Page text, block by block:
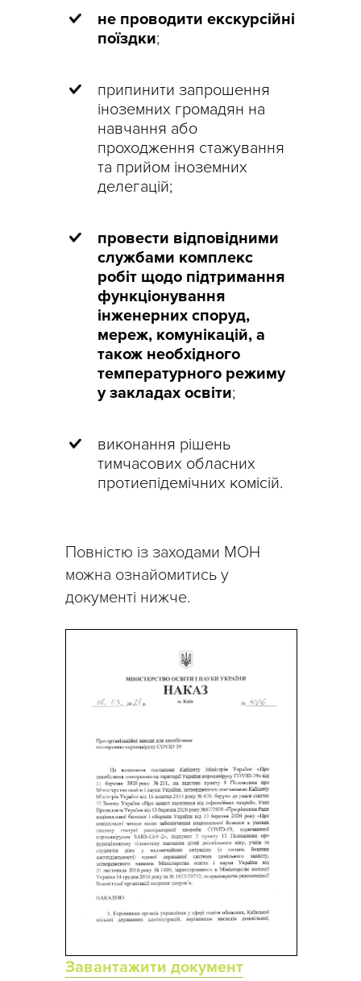
не проводити екскурсійні
поїздки;
припинити запрошення
іноземних громадян на
навчання або
проходження стажування
та прийом іноземних
делегацій;
провести відповідними
службами комплекс
робіт щодо підтримання
функціонування
інженерних споруд,
мереж, комунікацій, а
також необхідного
температурного режиму
у закладах освіти;
виконання рішень
тимчасових обласних
протиепідемічних комісій.
Повністю із заходами МОН
можна ознайомитись у
документі нижче.
Завантажити документ